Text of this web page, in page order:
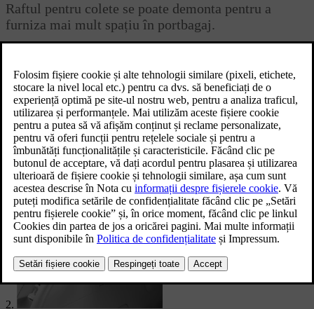
Raftul pentru colete se poate demonta pentru a
furniza mai mult spațiu în portbagaj.
Retractarea protecției raftului pentru colete
Ridicați și trageți de capătul protecției raftului pentru colete de
mâner pentru a-l debloca.